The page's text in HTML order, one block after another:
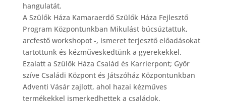
hangulatát.
A Szülők Háza Kamaraerdő Szülők Háza Fejlesztő
Program Központunkban Mikulást búcsúztattuk,
arcfestő workshopot -, ismeret terjesztő előadásokat
tartottunk és kézműveskedtünk a gyerekekkel.
Ezalatt a Szülők Háza Család és Karrierpont; Győr
szíve Családi Központ és Játszóház Központunkban
Adventi Vásár zajlott, ahol hazai kézműves
termékekkel ismerkedhettek a családok.